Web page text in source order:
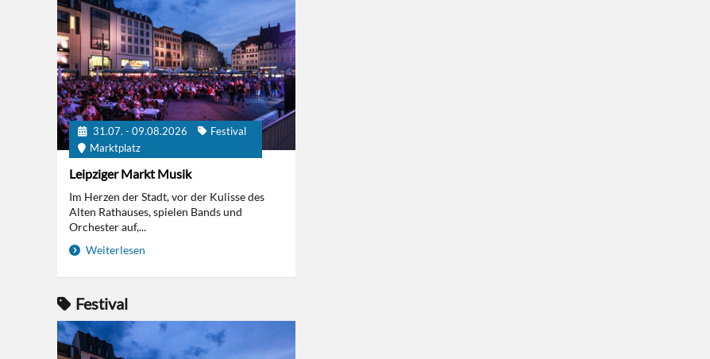
31.07. - 09.08.2026
Festival
Marktplatz
Leipziger Markt Musik
Im Herzen der Stadt, vor der Kulisse des
Alten Rathauses, spielen Bands und
Orchester auf,...
Weiterlesen
Festival